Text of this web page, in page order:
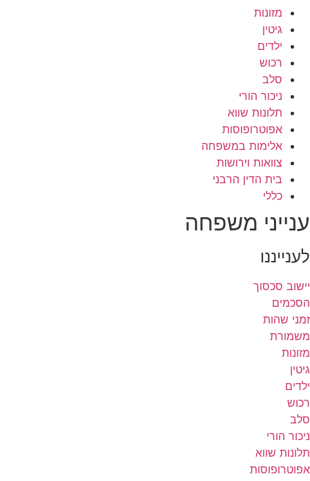
מזונות
גיטין
ילדים
רכוש
סלב
ניכור הורי
תלונות שווא
אפוטרופוסות
אלימות במשפחה
צוואות וירושות
בית הדין הרבני
כללי
ענייני משפחה
לענייננו
יישוב סכסוך
הסכמים
זמני שהות
משמורת
מזונות
גיטין
ילדים
רכוש
סלב
ניכור הורי
תלונות שווא
אפוטרופוסות